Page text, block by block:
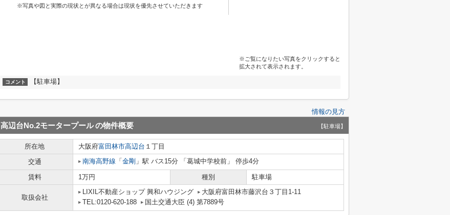
※写真や図と実際の現状とが異なる場合は現状を優先させていただきます
※ご覧になりたい写真をクリックすると
拡大されて表示されます。
コメント 【駐車場】
情報の見方
高辺台No.2モータープールの物件概要 【駐車場】
所在地 大阪府富田林市高辺台 １丁目
交通
南海高野線 「 金剛 」駅 バス15分 「葛城中学校前」 停歩4分
賃料 1万円 種別 駐車場
取扱会社
LIXIL不動産ショップ 興和ハウジング
大阪府富田林市藤沢台３丁目1-11
TEL:0120-620-188
国土交通大臣 (4) 第7889号